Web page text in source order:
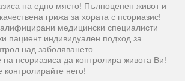
на едно място! Пълноценен живот и
грижа за хората с псориазис!
медицински специалисти
пациент индивидуален подход за
над заболяването.
на псориазиса да контролира живота Ви!
контролирайте него!